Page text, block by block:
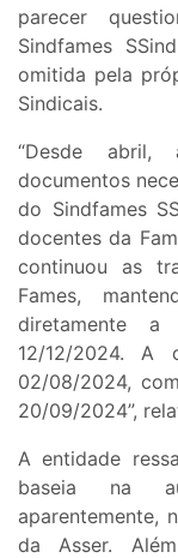
parecer
Sindfames
omitida pela
Sindicais.
“Desde abril,
documentos
do Sindfames
docentes da
continuou as
Fames,
diretamente
12/12/2024. A
02/08/2024,
20/09/2024”,
A entidade
baseia na
aparentemente,
da Asser.